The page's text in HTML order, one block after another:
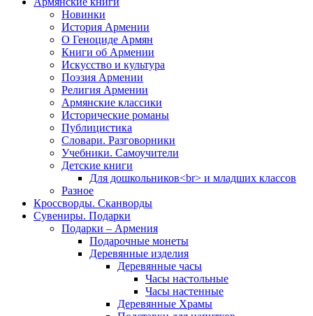
Новинки
История Армении
О Геноциде Армян
Книги об Армении
Иcкусство и культура
Поэзия Армении
Религия Армении
Армянские классики
Исторические романы
Публицистика
Словари. Разговорники
Учебники. Самоучители
Детские книги
Для дошкольников<br> и младших классов
Разное
Кроссворды. Сканворды
Сувениры. Подарки
Подарки – Армения
Подарочные монеты
Деревянные изделия
Деревянные часы
Часы настольные
Часы настенные
Деревянные Храмы